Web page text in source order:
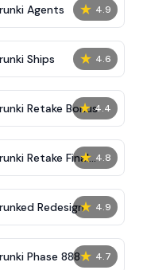
★ 4.9
Agents
★ 4.6
Ships
★ 4.4
Retake Bonus
★ 4.8
Retake Final
★ 4.9
Redesign
★ 4.7
Phase 888